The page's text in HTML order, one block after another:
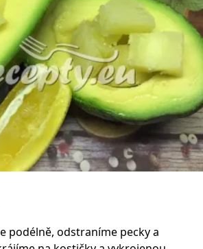
podélně, odstraníme pecky a